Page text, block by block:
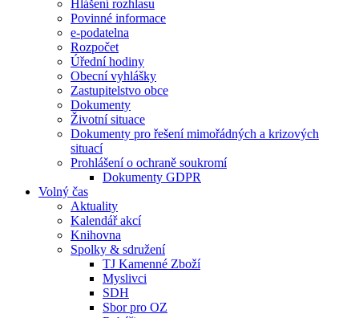
Hlášení rozhlasu
Povinné informace
e-podatelna
Rozpočet
Úřední hodiny
Obecní vyhlášky
Zastupitelstvo obce
Dokumenty
Životní situace
Dokumenty pro řešení mimořádných a krizových
situací
Prohlášení o ochraně soukromí
Dokumenty GDPR
Volný čas
Aktuality
Kalendář akcí
Knihovna
Spolky & sdružení
TJ Kamenné Zboží
Myslivci
SDH
Sbor pro OZ